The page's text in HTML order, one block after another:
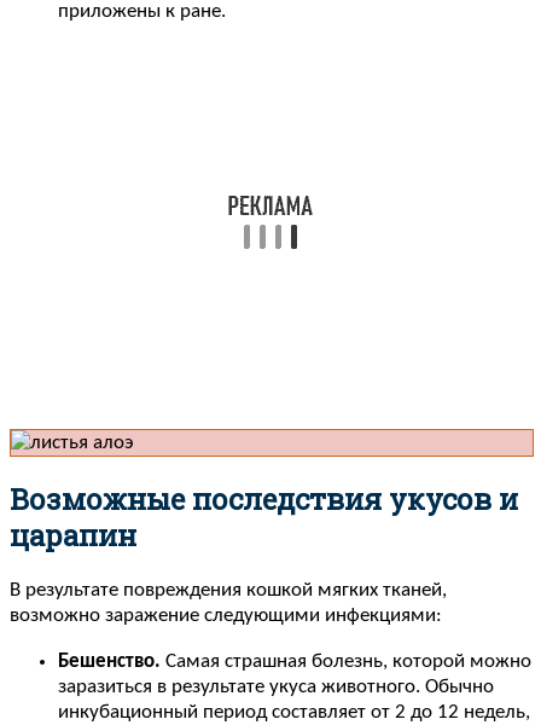
приложены к ране.
Возможные последствия укусов и
царапин
В результате повреждения кошкой мягких тканей,
возможно заражение следующими инфекциями:
Бешенство. Самая страшная болезнь, которой можно
заразиться в результате укуса животного. Обычно
инкубационный период составляет от 2 до 12 недель,